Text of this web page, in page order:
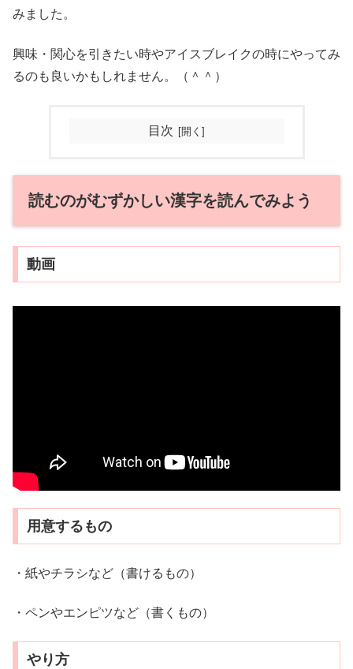
みました。
興味・関心を引きたい時やアイスブレイクの時にやってみ
るのも良いかもしれません。（＾＾）
目次
読むのがむずかしい漢字を読んでみよう
動画
用意するもの
・紙やチラシなど（書けるもの）
・ペンやエンピツなど（書くもの）
やり方